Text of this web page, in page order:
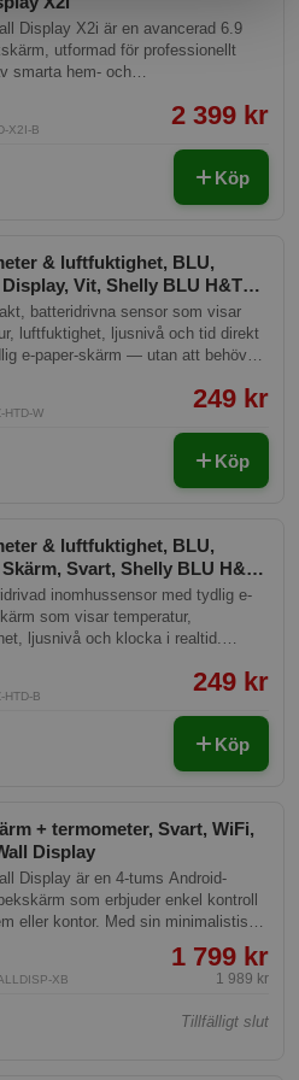
Display X2i är en avancerad 6.9
utformad för professionellt
smarta hem- och
belysning, uppvärmning,
och Sonos/Bluetooth-
Enheten är kompatibel med standard
väggboxar och kan drivas med 230
X2I-B
2 399 kr
Köp
& luftfuktighet, BLU,
Vit, Shelly BLU H&T
White
batteridrivna sensor som visar
luftfuktighet, ljusnivå och tid direkt
e-paper-skärm — utan att behöva
eller kontor för att hålla koll
på ett ögonblick. Kan
med smarta hemplattformar för att
värmesystem, ventilation eller
eller Bluetooth.
HTD-W
249 kr
Köp
& luftfuktighet, BLU,
Svart, Shelly BLU H&T
Black
inomhussensor med tydlig e-
som visar temperatur,
ljusnivå och klocka i realtid.
för att alltid ha koll på
Kan kopplas till ditt smarta
automatiskt styra t.ex.
ventilation eller gardiner baserat
mätvärden. Fungerar med Home
HTD-B
249 kr
Köp
+ termometer, Svart, WiFi,
Display
Display är en 4-tums Android-
som erbjuder enkel kontroll
eller kontor. Med sin minimalistiska
användarvänliga gränssnitt kan den
efter rummets behov. Inkluderat i
en Shelly BLU H&T
XB
1 799 kr
1 989 kr
Tillfälligt slut